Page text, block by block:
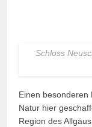
Schloss
Einen besonderen
Natur hier
Region des